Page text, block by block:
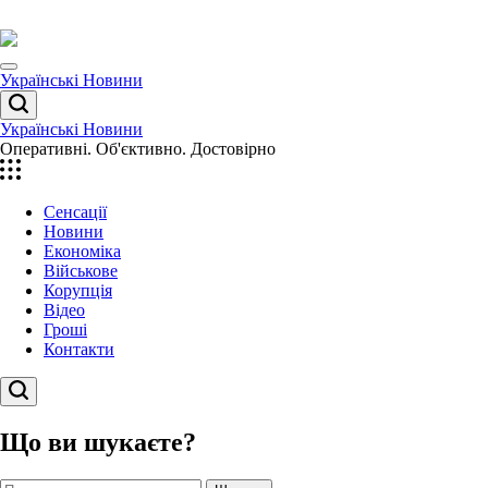
до
вмісту
Menu
Українські Новини
Пошук
Українські Новини
Оперативні. Об'єктивно. Достовірно
Сенсації
Новини
Економіка
Військове
Корупція
Відео
Гроші
Контакти
Пошук
Що ви шукаєте?